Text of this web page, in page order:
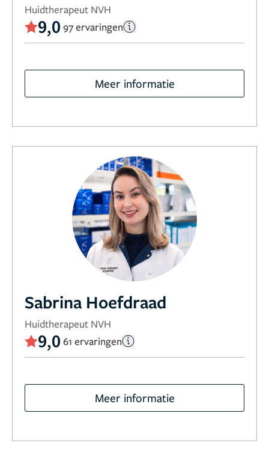
Huidtherapeut NVH
9,0 97 ervaringen
Meer informatie
Sabrina Hoefdraad
Huidtherapeut NVH
9,0 61 ervaringen
Meer informatie